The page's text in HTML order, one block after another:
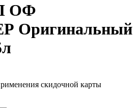
ОФ
скидочной карты